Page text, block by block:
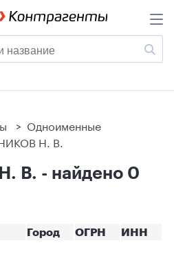
> Одноименные
Н. В.
В. - найдено 0
Город ОГРН ИНН